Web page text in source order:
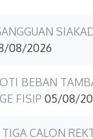
08/2026
BEBAN
FISIP 05/08/
CALON